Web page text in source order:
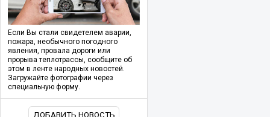
Если Вы стали свидетелем аварии,
пожара, необычного погодного
явления, провала дороги или
прорыва теплотрассы, сообщите об
этом в ленте народных новостей.
Загружайте фотографии через
специальную форму.
ДОБАВИТЬ НОВОСТЬ